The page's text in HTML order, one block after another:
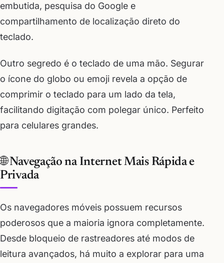
embutida, pesquisa do Google e
compartilhamento de localização direto do
teclado.
Outro segredo é o teclado de uma mão. Segurar
o ícone do globo ou emoji revela a opção de
comprimir o teclado para um lado da tela,
facilitando digitação com polegar único. Perfeito
para celulares grandes.
🌐 Navegação na Internet Mais Rápida e
Privada
Os navegadores móveis possuem recursos
poderosos que a maioria ignora completamente.
Desde bloqueio de rastreadores até modos de
leitura avançados, há muito a explorar para uma